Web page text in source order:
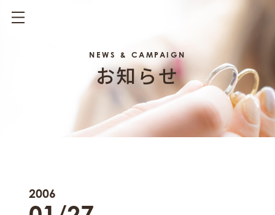
NEWS & CAMPAIGN
お知らせ
2006